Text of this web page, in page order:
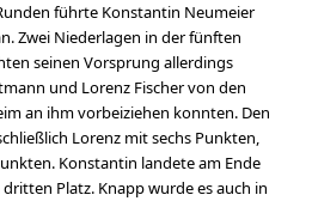
führte Konstantin Neumeier
Zwei Niederlagen in der fünften
seinen Vorsprung allerdings
und Lorenz Fischer von den
an ihm vorbeiziehen konnten. Den
Lorenz mit sechs Punkten,
Konstantin landete am Ende
Platz. Knapp wurde es auch in